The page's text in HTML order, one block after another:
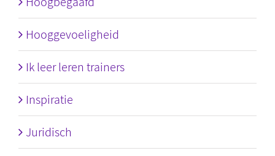
Hooggevoeligheid
Ik leer leren trainers
Inspiratie
Juridisch